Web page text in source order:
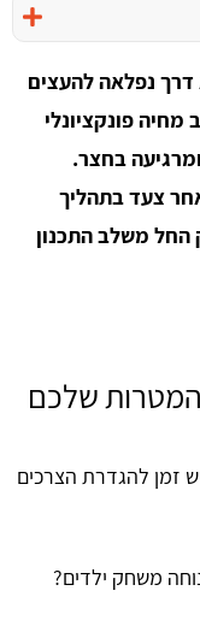
נפלאה להעצים
פונקציונלי
בחצר.
צעד בתהליך
משלב התכנון
זמן להגדרת הצרכים
משחק ילדים?